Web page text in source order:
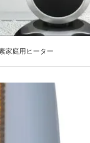
家庭用ヒーター